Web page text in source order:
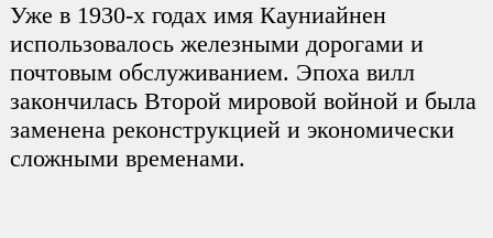
Уже в 1930-х годах имя Кауниайнен
использовалось железными дорогами и
почтовым обслуживанием. Эпоха вилл
закончилась Второй мировой войной и была
заменена реконструкцией и экономически
сложными временами.